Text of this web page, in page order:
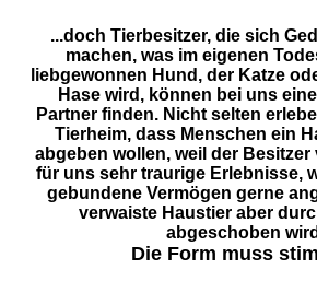
...doch Tierbesitzer, die sich
machen, was im eigenen
liebgewonnen Hund, der Katze
Hase wird, können bei uns
Partner finden. Nicht selten
Tierheim, dass Menschen ein
abgeben wollen, weil der Besitzer
für uns sehr traurige Erlebnisse,
gebundene Vermögen gerne
verwaiste Haustier aber
abgeschoben
Die Form muss